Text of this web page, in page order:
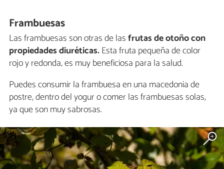
Frambuesas
Las frambuesas son otras de lasfrutas de otoño con
propiedades diuréticas.Esta fruta pequeña de color
rojo y redonda, es muy beneficiosa para la salud.
Puedes consumir la frambuesa en una macedonia de
postre, dentro del yogur o comer las frambuesas solas,
ya que son muy sabrosas.